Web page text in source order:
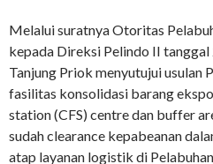
Melalui suratnya Otoritas
kepada Direksi Pelindo II
Tanjung Priok menyutujui usulan
fasilitas konsolidasi barang
station (CFS) centre dan buffer
sudah clearance kepabeanan
atap layanan logistik di